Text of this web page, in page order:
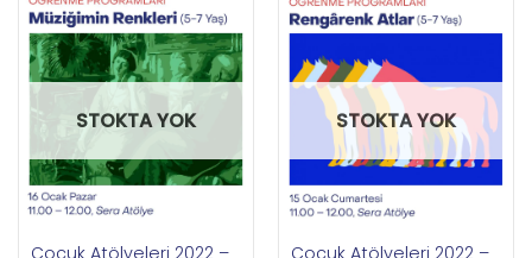
STOKTA YOK
Çocuk Atölyeleri 2022 –
STOKTA YOK
Çocuk Atölyeleri 2022 –